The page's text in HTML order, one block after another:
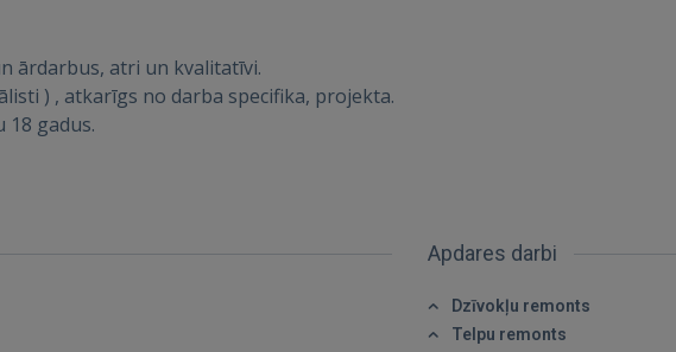
Ienākt
ārdarbus, atri un kvalitatīvi.
) , atkarīgs no darba specifika, projekta.
18 gadus.
Apdares darbi
Dzīvokļu remonts
Telpu remonts